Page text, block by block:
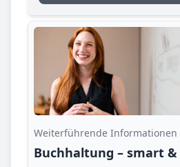
Weiterführende Informationen
Buchhaltung – smart